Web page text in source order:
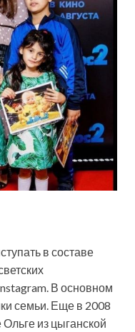
в составе
В основном
семьи. Еще в 2008
из цыганской